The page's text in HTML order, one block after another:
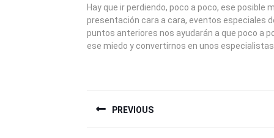
Hay que ir perdiendo, poco a poco, ese posible
presentación cara a cara, eventos especiales
puntos anteriores nos ayudarán a que poco a
ese miedo y convertirnos en unos
DEPREVIOUS